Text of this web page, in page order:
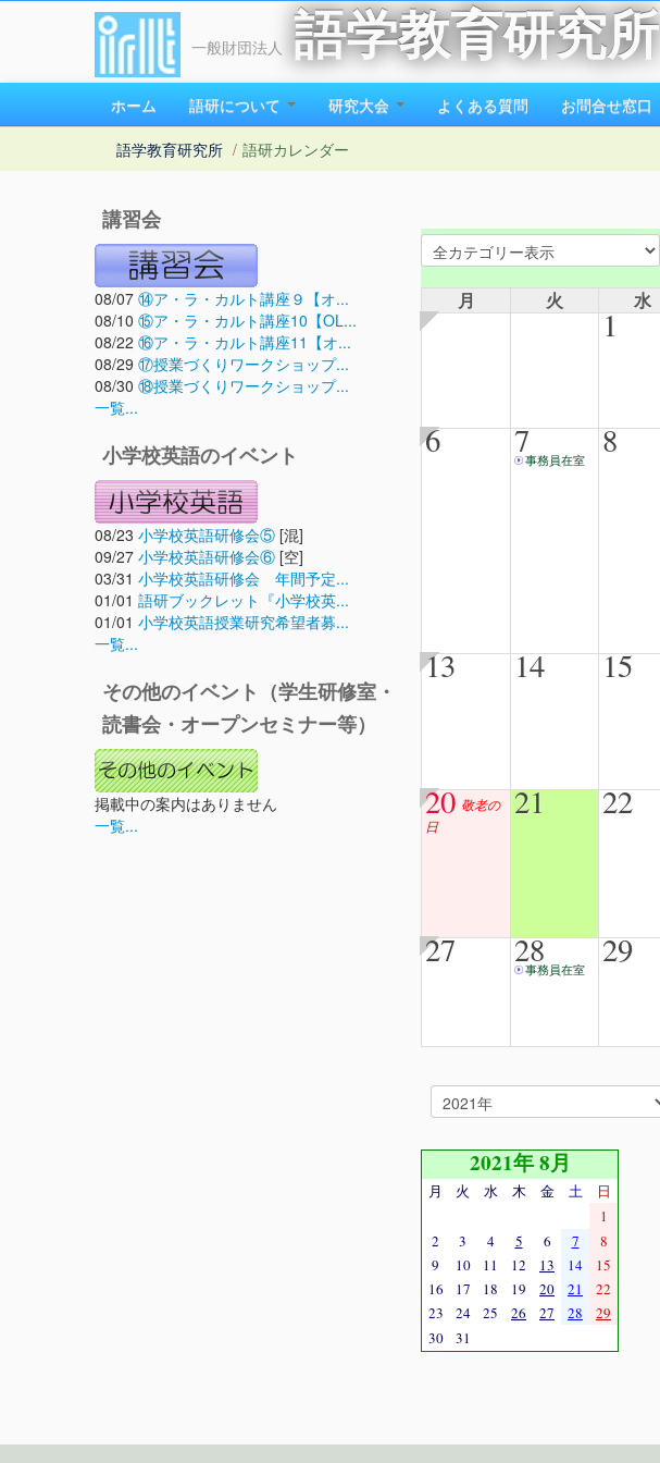
一般財団法人 語学教育研究所
ホーム 語研について 研究大会 よくある質問 お問合せ窓口
語学教育研究所 / 語研カレンダー
講習会
08/07 ⑭ア・ラ・カルト講座９【オ...
08/10 ⑮ア・ラ・カルト講座10【OL...
08/22 ⑯ア・ラ・カルト講座11【オ...
08/29 ⑰授業づくりワークショップ...
08/30 ⑱授業づくりワークショップ...
一覧...
小学校英語のイベント
08/23 小学校英語研修会⑤ [混]
09/27 小学校英語研修会⑥ [空]
03/31 小学校英語研修会 年間予定...
01/01 語研ブックレット『小学校英...
01/01 小学校英語授業研究希望者募...
一覧...
その他のイベント（学生研修室・
読書会・オープンセミナー等）
掲載中の案内はありません
一覧...
月 火 水
1
6 7事務員在室 8
13 14 15
20 敬老の
日
21 22
27 28
事務員在室 29
2021年 8月
月 火 水 木 金 土
日
1
2
3 4 5 6 7
8
9
10 11 12 13 14
15
16
17 18 19 20 21
22
23
24 25 26 27 28
29
30
31